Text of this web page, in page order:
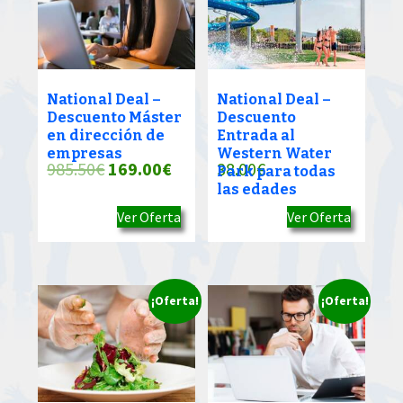
National Deal –
Descuento Máster
en dirección de
empresas
985.50€El
original
era:
985.50€.
169.00€El
precio
actual
es:
169.00€.
Ver Oferta
National Deal –
Descuento
Entrada al
Western Water
Park para todas
las edades
38.00€
Ver Oferta
¡Oferta! ¡Oferta!